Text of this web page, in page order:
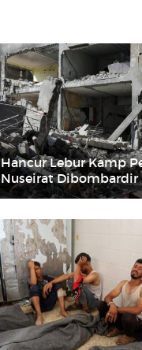
Hancur Lebur Kamp
Nuseirat Dibombardir